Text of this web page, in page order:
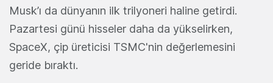
Musk’ı da dünyanın ilk trilyoneri haline getirdi.
Pazartesi günü hisseler daha da yükselirken,
SpaceX, çip üreticisi TSMC'nin değerlemesini
geride bıraktı.